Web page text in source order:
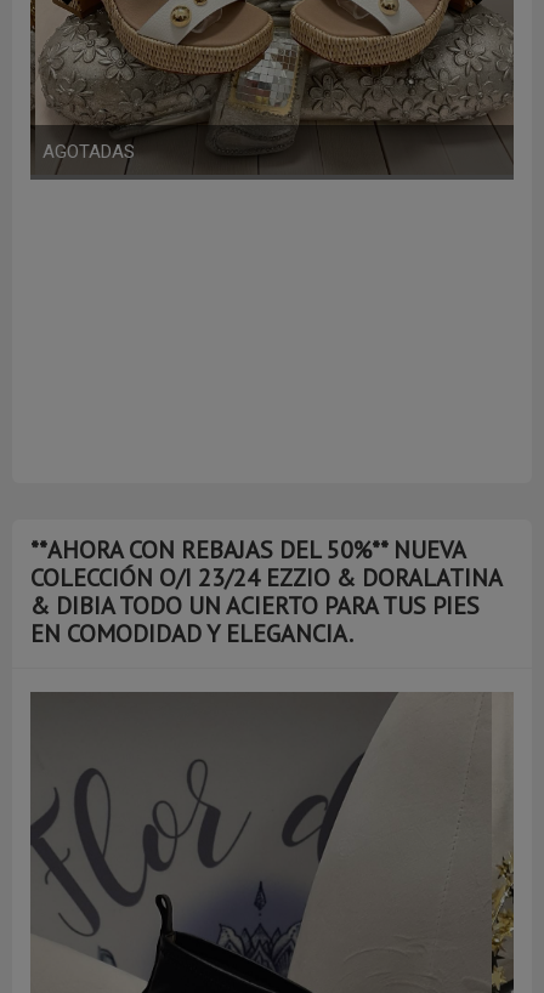
AGOTADAS
**AHORA CON REBAJAS DEL 50%** NUEVA
COLECCIÓN O/I 23/24 EZZIO & DORALATINA
& DIBIA TODO UN ACIERTO PARA TUS PIES
EN COMODIDAD Y ELEGANCIA.